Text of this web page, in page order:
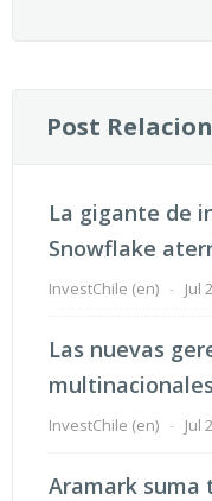
Post
La gigante de
Snowflake
InvestChile (en) - Jul
Las nuevas
InvestChile (en) - Jul
Aramark suma